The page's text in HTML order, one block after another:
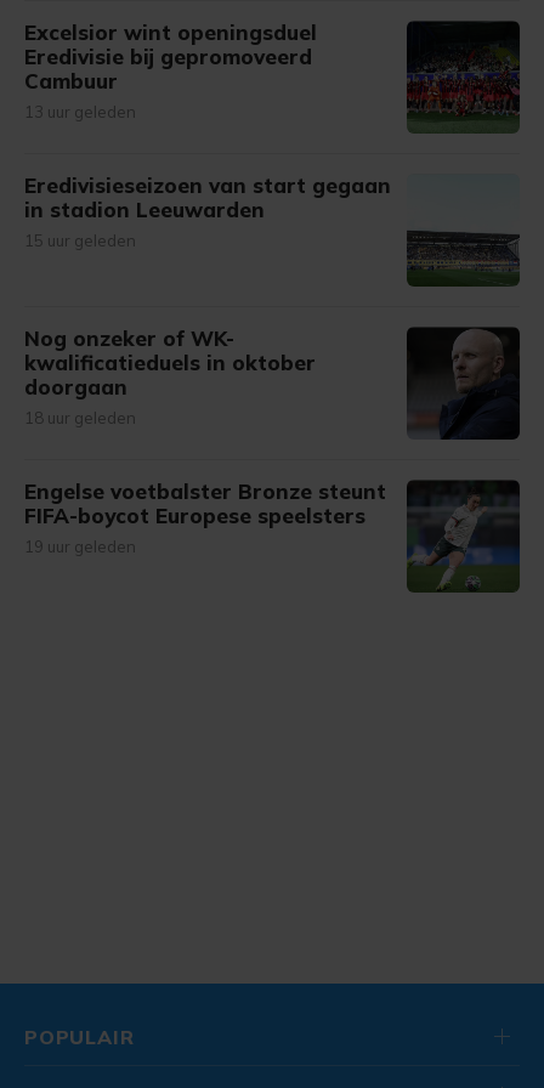
Excelsior wint openingsduel
Eredivisie bij gepromoveerd
Cambuur
13 uur geleden
Eredivisieseizoen van start gegaan
in stadion Leeuwarden
15 uur geleden
Nog onzeker of WK-
kwalificatieduels in oktober
doorgaan
18 uur geleden
Engelse voetbalster Bronze steunt
FIFA-boycot Europese speelsters
19 uur geleden
POPULAIR